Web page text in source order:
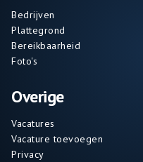
Bedrijven
Plattegrond
Bereikbaarheid
Foto's
Overige
Vacatures
Vacature toevoegen
Privacy